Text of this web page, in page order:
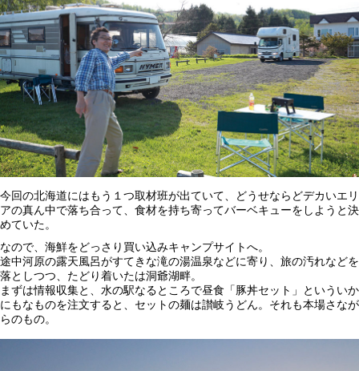
今回の北海道にはもう１つ取材班が出ていて、どうせならどデカいエリ
アの真ん中で落ち合って、食材を持ち寄ってバーベキューをしようと決
めていた。
なので、海鮮をどっさり買い込みキャンプサイトへ。
途中河原の露天風呂がすてきな滝の湯温泉などに寄り、旅の汚れなどを
落としつつ、たどり着いたは洞爺湖畔。
まずは情報収集と、水の駅なるところで昼食「豚丼セット」といういか
にもなものを注文すると、セットの麺は讃岐うどん。それも本場さなが
らのもの。